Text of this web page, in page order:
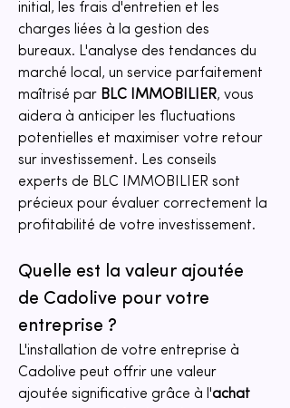
initial, les frais d'entretien et les
charges liées à la gestion des
bureaux. L'analyse des tendances du
marché local, un service parfaitement
maîtrisé par BLC IMMOBILIER, vous
aidera à anticiper les fluctuations
potentielles et maximiser votre retour
sur investissement. Les conseils
experts de BLC IMMOBILIER sont
précieux pour évaluer correctement la
profitabilité de votre investissement.
Quelle est la valeur ajoutée
de Cadolive pour votre
entreprise ?
L'installation de votre entreprise à
Cadolive peut offrir une valeur
ajoutée significative grâce à l'achat